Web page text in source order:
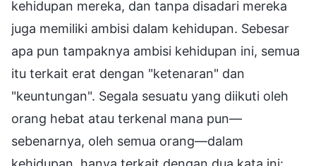
kehidupan mereka, dan tanpa disadari mereka
juga memiliki ambisi dalam kehidupan. Sebesar
apa pun tampaknya ambisi kehidupan ini, semua
itu terkait erat dengan "ketenaran" dan
"keuntungan". Segala sesuatu yang diikuti oleh
orang hebat atau terkenal mana pun—
sebenarnya, oleh semua orang—dalam